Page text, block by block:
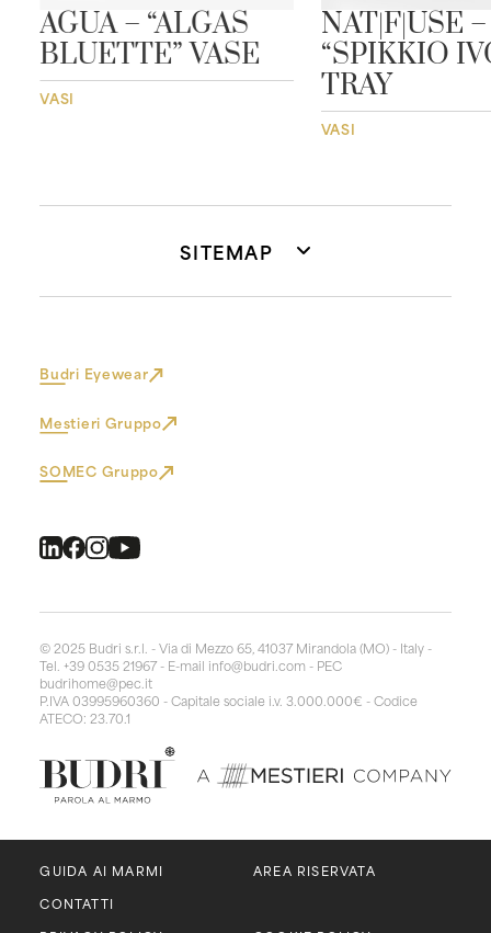
AGUA – “ALGAS
BLUETTE” VASE
VASI
NAT|F|USE –
“SPIKKIO
TRAY
VASI
SITEMAP
Budri Eyewear
Mestieri Gruppo
SOMEC Gruppo
© 2025 Budri s.r.l. - Via di Mezzo 65, 41037 Mirandola (MO) - Italy -
Tel. +39 0535 21967 - E-mail info@budri.com - PEC
budrihome@pec.it
P.IVA 03995960360 - Capitale sociale i.v. 3.000.000€ - Codice
ATECO: 23.70.1
GUIDA AI MARMI
AREA RISERVATA
CONTATTI